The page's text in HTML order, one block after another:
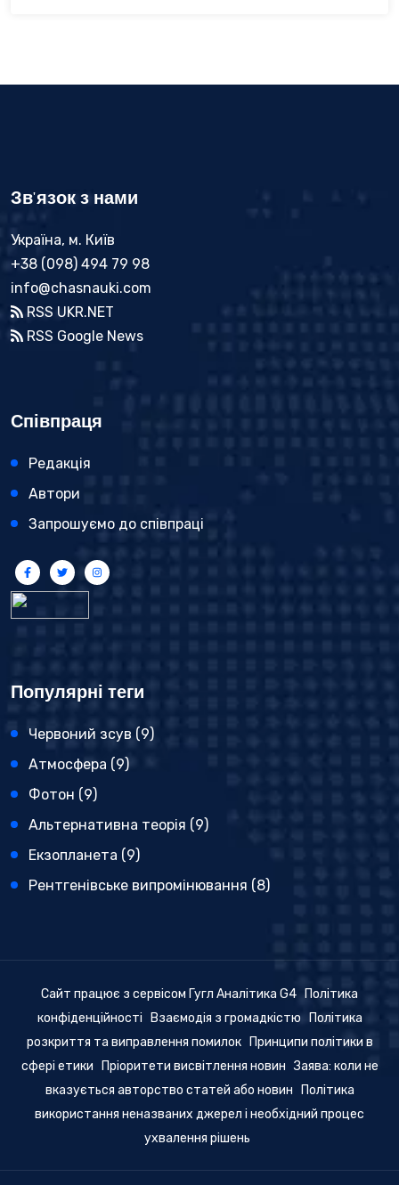
Зв'язок з нами
Україна, м. Київ
+38 (098) 494 79 98
info@chasnauki.com
RSS UKR.NET
RSS Google News
Співпраця
Редакція
Автори
Запрошуємо до співпраці
Популярні теги
Червоний зсув (9)
Атмосфера (9)
Фотон (9)
Альтернативна теорія (9)
Екзопланета (9)
Рентгенівське випромінювання (8)
Сайт працює з сервісом Гугл Аналітика G4 Політика
конфіденційності Взаємодія з громадкістю Політика
розкриття та виправлення помилок Принципи політики в
сфері етики Пріоритети висвітлення новин Заява: коли не
вказується авторство статей або новин Політика
використання неназваних джерел і необхідний процес
ухвалення рішень